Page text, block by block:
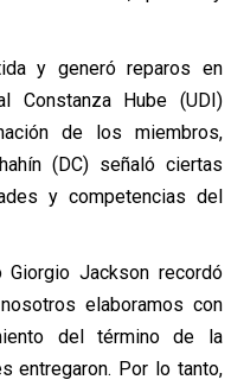
y generó reparos en
Constanza Hube (UDI)
de los miembros,
(DC) señaló ciertas
y competencias del
Jackson recordó
elaboramos con
del término de la
entregaron. Por lo tanto,